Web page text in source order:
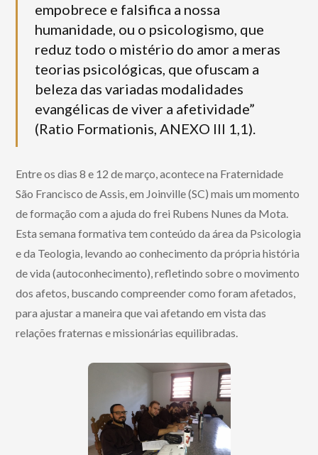
empobrece e falsifica a nossa
humanidade, ou o psicologismo, que
reduz todo o mistério do amor a meras
teorias psicológicas, que ofuscam a
beleza das variadas modalidades
evangélicas de viver a afetividade”
(Ratio Formationis, ANEXO III 1,1).
Entre os dias 8 e 12 de março, acontece na Fraternidade
São Francisco de Assis, em Joinville (SC) mais um momento
de formação com a ajuda do frei Rubens Nunes da Mota.
Esta semana formativa tem conteúdo da área da Psicologia
e da Teologia, levando ao conhecimento da própria história
de vida (autoconhecimento), refletindo sobre o movimento
dos afetos, buscando compreender como foram afetados,
para ajustar a maneira que vai afetando em vista das
relações fraternas e missionárias equilibradas.